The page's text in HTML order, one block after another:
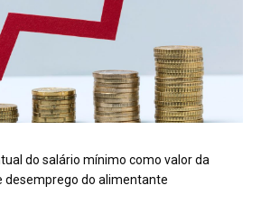
do salário mínimo como valor da
desemprego do alimentante